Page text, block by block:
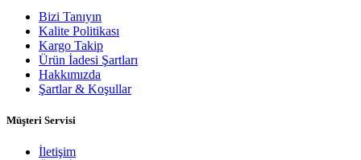
Bizi Tanıyın
Kalite Politikası
Kargo Takip
Ürün İadesi Şartları
Hakkımızda
Şartlar & Koşullar
Müşteri Servisi
İletişim